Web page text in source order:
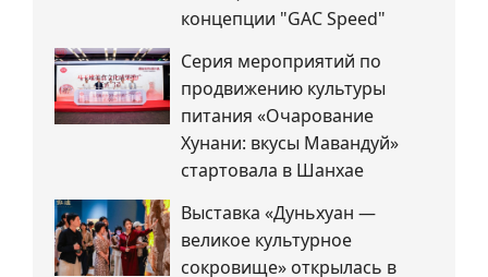
концепции "GAC Speed"
Серия мероприятий по
продвижению культуры
питания «Очарование
Хунани: вкусы Мавандуй»
стартовала в Шанхае
Выставка «Дуньхуан —
великое культурное
сокровище» открылась в